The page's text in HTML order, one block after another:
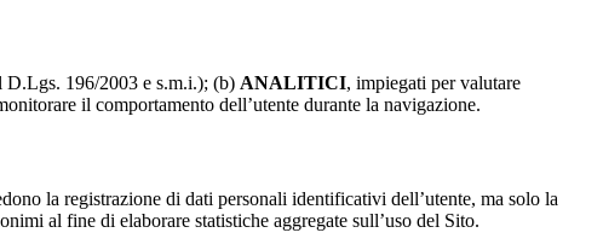
D.Lgs. 196/2003 e s.m.i.); (b) ANALITICI, impiegati per valutare
il comportamento dell’utente durante la navigazione.
la registrazione di dati personali identificativi dell’utente, ma solo la
al fine di elaborare statistiche aggregate sull’uso del Sito.